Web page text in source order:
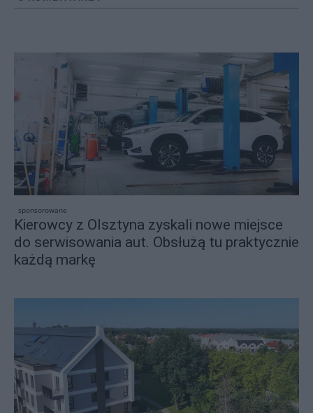
sponsorowane
Kierowcy z Olsztyna zyskali nowe miejsce
do serwisowania aut. Obsłużą tu praktycznie
każdą markę